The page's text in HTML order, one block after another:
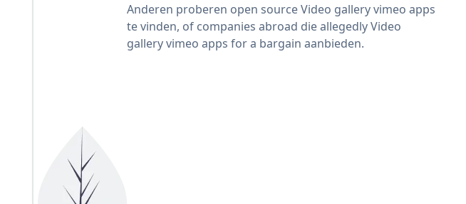
Anderen proberen open source Video gallery vimeo apps
te vinden, of companies abroad die allegedly Video
gallery vimeo apps for a bargain aanbieden.